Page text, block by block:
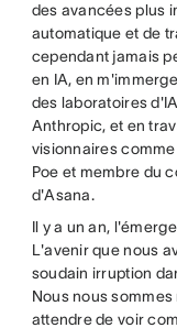
des avancées plus
automatique et de
cependant jamais
en IA, en
des laboratoires
Anthropic, et en
visionnaires
Poe et membre du
d'Asana.
Il y a un an,
L'avenir que nous
soudain irruption
Nous nous
attendre de voir